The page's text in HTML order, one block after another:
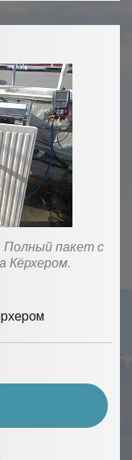
Полный пакет с
Кёрхером.